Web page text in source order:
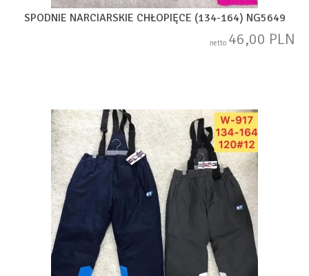
SPODNIE NARCIARSKIE CHŁOPIĘCE (134-164) NG5649
netto 46,00 PLN